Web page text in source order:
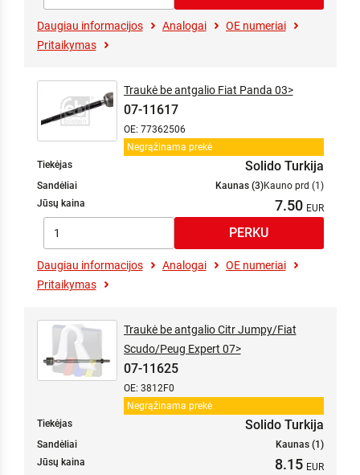
Daugiau informacijos Analogai
OE numeriai
Pritaikymas
Negrąžinama prekė
Traukė be antgalio Fiat Panda 03>
07-11617
OE: 77362506
Tiekėjas Solido Turkija
Sandėliai Kaunas (3)Kauno prd (1)
Jūsų kaina
7.50
Daugiau informacijos Analogai
OE numeriai
Pritaikymas
Negrąžinama prekė
Traukė be antgalio Citr Jumpy/Fiat
Scudo/Peug Expert 07>
07-11625
OE: 3812F0
Tiekėjas Solido Turkija
Sandėliai
Kaunas (1)
Jūsų kaina
8.15